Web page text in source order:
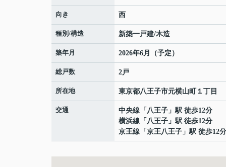
向き 西
種別/構造 新築一戸建/木造
築年月 2026年6月（予定）
総戸数 2戸
所在地 東京都八王子市元横山町 １丁目
交通 中央線 「 八王子 」駅 徒歩12分
横浜線 「 八王子 」駅 徒歩12分
京王線 「 京王八王子 」駅 徒歩12分